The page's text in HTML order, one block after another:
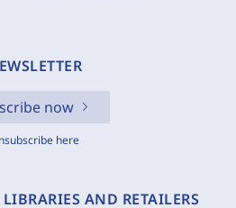
now
here
AND RETAILERS